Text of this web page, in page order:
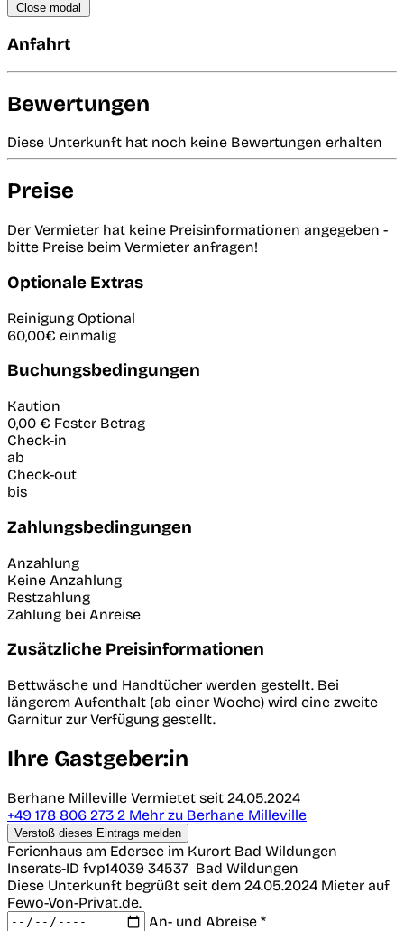
Close modal
Anfahrt
Bewertungen
Diese Unterkunft hat noch keine Bewertungen erhalten
Preise
Der Vermieter hat keine Preisinformationen angegeben -
bitte Preise beim Vermieter anfragen!
Optionale Extras
Reinigung Optional
60,00€ einmalig
Buchungsbedingungen
Kaution
0,00 € Fester Betrag
Check-in
ab
Check-out
bis
Zahlungsbedingungen
Anzahlung
Keine Anzahlung
Restzahlung
Zahlung bei Anreise
Zusätzliche Preisinformationen
Bettwäsche und Handtücher werden gestellt. Bei
längerem Aufenthalt (ab einer Woche) wird eine zweite
Garnitur zur Verfügung gestellt.
Ihre Gastgeber:in
Berhane Milleville Vermietet seit 24.05.2024
+49 178 806 273 2 Mehr zu Berhane Milleville
Verstoß dieses Eintrags melden
Ferienhaus am Edersee im Kurort Bad Wildungen
Inserats-ID fvp14039 34537 Bad Wildungen
Diese Unterkunft begrüßt seit dem 24.05.2024 Mieter auf
Fewo-Von-Privat.de.
An- und Abreise *